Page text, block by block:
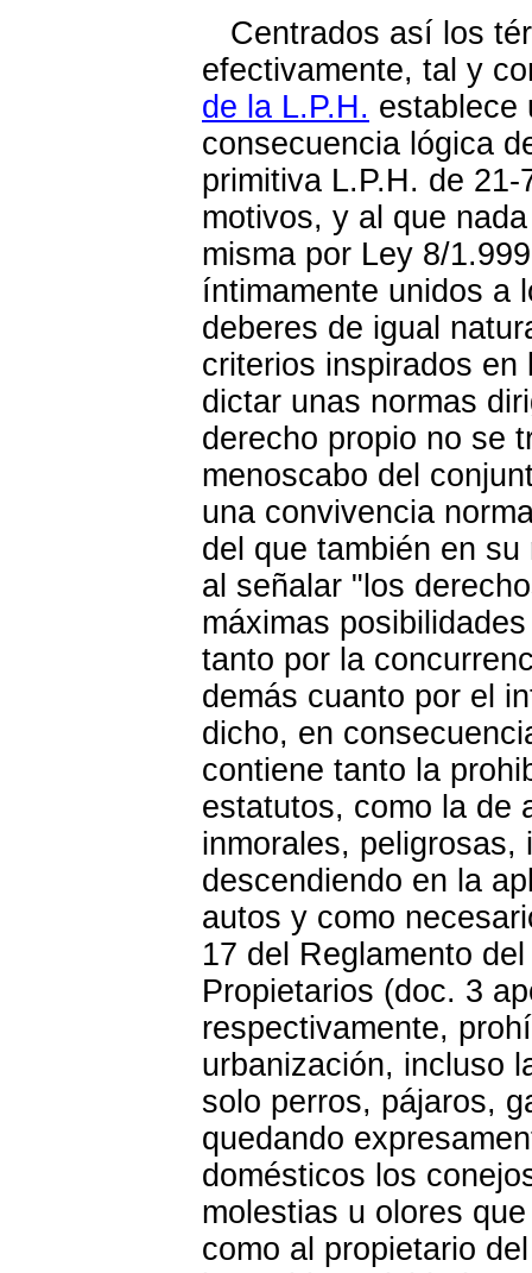
Centrados así los
efectivamente, tal y
de la L.P.H. establece
consecuencia lógica
primitiva L.P.H. de
motivos, y al que
misma por Ley 8/
íntimamente unidos a
deberes de igual
criterios inspirados
dictar unas normas
derecho propio no se
menoscabo del
una convivencia
del que también en
al señalar "los
máximas
tanto por la
demás cuanto por el
dicho, en
contiene tanto la
estatutos, como la de
inmorales, peligrosas,
descendiendo en la
autos y como
17 del Reglamento
Propietarios (doc. 3
respectivamente,
urbanización, incluso
solo perros, pájaros,
quedando
domésticos los
molestias u olores
como al propietario